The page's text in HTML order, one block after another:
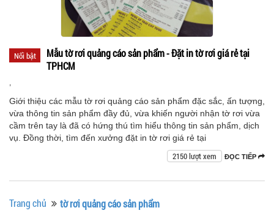
Nổi bật
Mẫu tờ rơi quảng cáo sản phẩm - Đặt in tờ rơi giá rẻ tại
TPHCM
,
Giới thiệu các mẫu tờ rơi quảng cáo sản phẩm đặc sắc, ấn tượng,
vừa thông tin sản phẩm đầy đủ, vừa khiến người nhận tờ rơi vừa
cầm trên tay là đã có hứng thú tìm hiểu thông tin sản phẩm, dịch
vụ. Đồng thời, tìm đến xưởng đặt in tờ rơi giá rẻ tại
ĐỌC TIẾP
2150 lượt xem
Trang chủ tờ rơi quảng cáo sản phẩm